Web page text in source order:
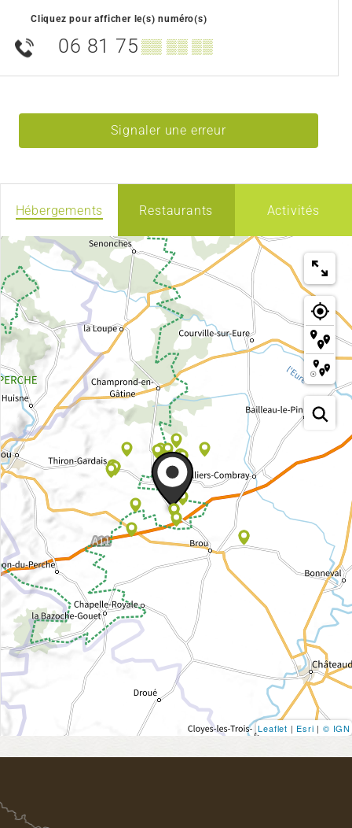
Cliquez pour afficher le(s) numéro(s)
06 81 75 ▒▒ ▒▒ ▒▒
Signaler une erreur
Hébergements Restaurants Activités
Leaflet | Esri | © IGN